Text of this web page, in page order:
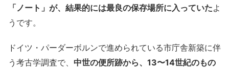
「ノート」が、結果的には最良の保存場所に入っていたよ
うです。
ドイツ・パーダーボルンで進められている市庁舎新築に伴
う考古学調査で、 中世の便所跡から、13〜14世紀のもの